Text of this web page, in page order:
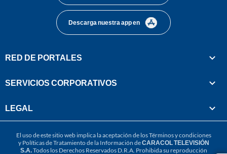
Descarga nuestra app en
RED DE PORTALES
SERVICIOS CORPORATIVOS
LEGAL
El uso de este sitio web implica la aceptación de losTérminos y condiciones
y Políticas de Tratamiento de la Información deCARACOL TELEVISIÓN
S.A.Todos los Derechos Reservados D.R.A. Prohibida su reproducción